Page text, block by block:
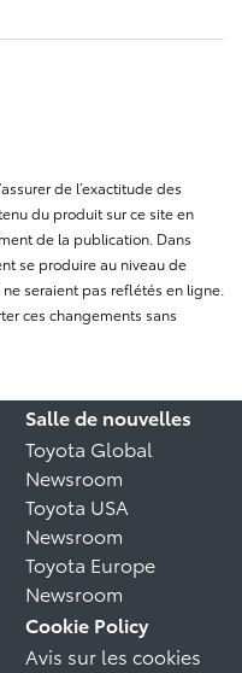
de l’exactitude des
du produit sur ce site en
de la publication. Dans
se produire au niveau de
seraient pas reflétés en ligne.
ces changements sans
Salle de nouvelles
Toyota Global
Newsroom
Toyota USA
Newsroom
Toyota Europe
Newsroom
Cookie Policy
Avis sur les cookies